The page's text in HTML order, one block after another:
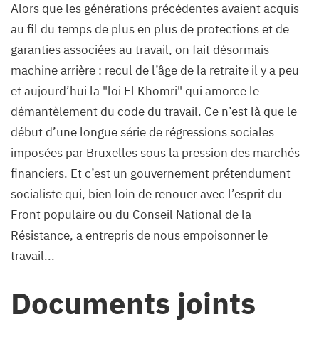
Alors que les générations précédentes avaient acquis
au fil du temps de plus en plus de protections et de
garanties associées au travail, on fait désormais
machine arrière : recul de l’âge de la retraite il y a peu
et aujourd’hui la "loi El Khomri" qui amorce le
démantèlement du code du travail. Ce n’est là que le
début d’une longue série de régressions sociales
imposées par Bruxelles sous la pression des marchés
financiers. Et c’est un gouvernement prétendument
socialiste qui, bien loin de renouer avec l’esprit du
Front populaire ou du Conseil National de la
Résistance, a entrepris de nous empoisonner le
travail...
Documents joints